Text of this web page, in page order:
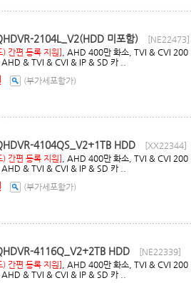
2104L_V2(HDD 미포함)
[NE22473]
) 간편 등록 지원] , AHD 400만 화소, TVI & CVI 200
AHD & TVI & CVI & IP & SD 카 ..
(부가세포함가)
4104QS_V2+1TB HDD
[XX22344]
) 간편 등록 지원] , AHD 400만 화소, TVI & CVI 200
AHD & TVI & CVI & IP & SD 카 ..
(부가세포함가)
4116Q_V2+2TB HDD
[NE22339]
) 간편 등록 지원] , AHD 400만 화소, TVI & CVI 200
AHD & TVI & CVI & IP & SD 카 ..